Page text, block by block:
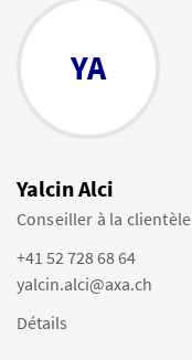
YA
Yalcin Alci
Conseiller à la clientèle
+41 52 728 68 64
yalcin.alci@axa.ch
Détails